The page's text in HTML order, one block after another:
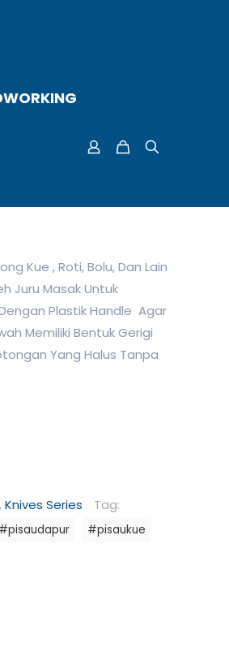
Kue , Roti, Bolu, Dan Lain
Juru Masak Untuk
Plastik Handle Agar
Memiliki Bentuk Gerigi
Yang Halus Tanpa
,Knives Series Tag:
#pisaudapur
#pisaukue